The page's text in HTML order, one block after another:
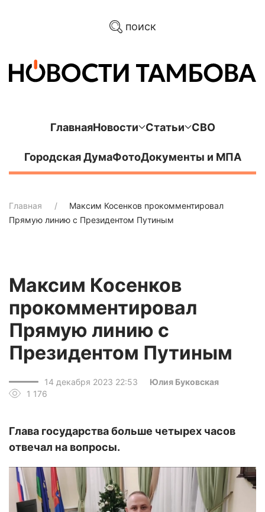
поиск
ГлавнаяНовости Статьи СВО
Городская ДумаФотоДокументы и МПА
Главная
Максим Косенков прокомментировал
Прямую линию с Президентом Путиным
Максим Косенков
прокомментировал
Прямую линию с
Президентом Путиным
14 декабря 2023 22:53
Юлия Буковская
1 176
Глава государства больше четырех часов
отвечал на вопросы.